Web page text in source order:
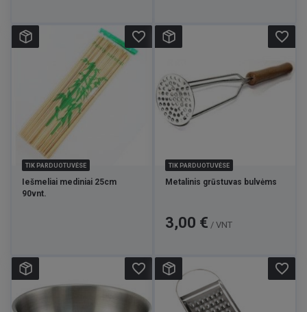
TIK PARDUOTUVĖSE
Iešmeliai mediniai 25cm
90vnt.
favorite_border
TIK PARDUOTUVĖSE
Metalinis grūstuvas bulvėms
Kaina
3,00 € / VNT
favorite_border
favorite_border favorite_border